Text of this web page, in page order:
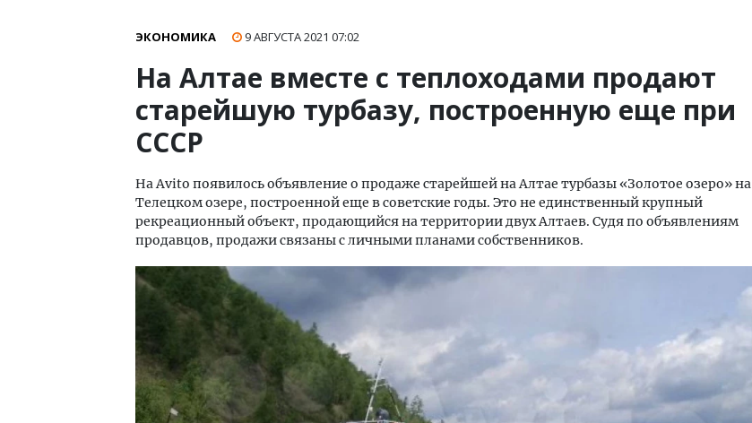
ЭКОНОМИКА 9 АВГУСТА 2021 07:02
На Алтае вместе с теплоходами продают
старейшую турбазу, построенную еще при
СССР
На Avito появилось объявление о продаже старейшей на Алтае турбазы «Золотое озеро» на
Телецком озере, построенной еще в советские годы. Это не единственный крупный
рекреационный объект, продающийся на территории двух Алтаев. Судя по объявлениям
продавцов, продажи связаны с личными планами собственников.